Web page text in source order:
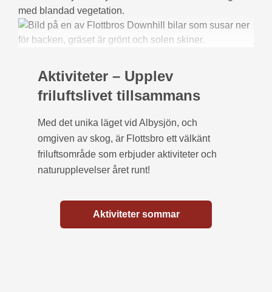
Aktiviteter – Upplev
friluftslivet tillsammans
Med det unika läget vid Albysjön, och
omgiven av skog, är Flottsbro ett välkänt
friluftsområde som erbjuder aktiviteter och
naturupplevelser året runt!
Aktiviteter sommar